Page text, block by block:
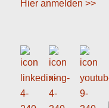
Hier anmelden >>